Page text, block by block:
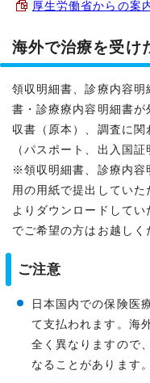
厚生労働省からの案
海外で治療を受け
領収明細書、診療内容
書・診療療内容明細書
収書（原本）、調査に
（パスポート、出入国証
※領収明細書、診療内容
用の用紙で提出してい
よりダウンロードして
でご希望の方はお越しく
ご注意
日本国内での保険医
て支払われます。海
全く異なりますので
なることがあります。